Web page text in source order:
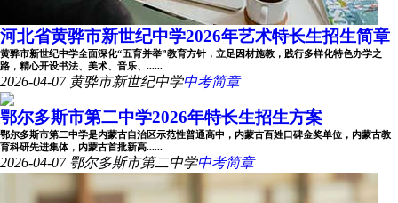
河北省黄骅市新世纪中学2026年艺术特长生招生简章
黄骅市新世纪中学全面深化“五育并举”教育方针，立足因材施教，践行多样化特色办学之
路，精心开设书法、美术、音乐、......
2026-04-07 黄骅市新世纪中学中考简章
鄂尔多斯市第二中学2026年特长生招生方案
鄂尔多斯市第二中学是内蒙古自治区示范性普通高中，内蒙古百姓口碑金奖单位，内蒙古教
育科研先进集体，内蒙古首批新高......
2026-04-07 鄂尔多斯市第二中学中考简章